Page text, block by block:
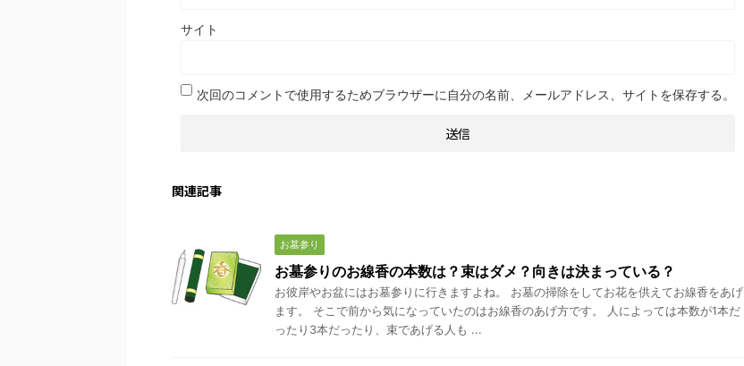
サイト
次回のコメントで使用するためブラウザーに自分の名前、メールアドレス、サイトを保存する。
関連記事
お墓参り
お墓参りのお線香の本数は？束はダメ？向きは決まっている？
お彼岸やお盆にはお墓参りに行きますよね。 お墓の掃除をしてお花を供えてお線香をあげ
ます。 そこで前から気になっていたのはお線香のあげ方です。 人によっては本数が1本だ
ったり3本だったり、束であげる人も ...